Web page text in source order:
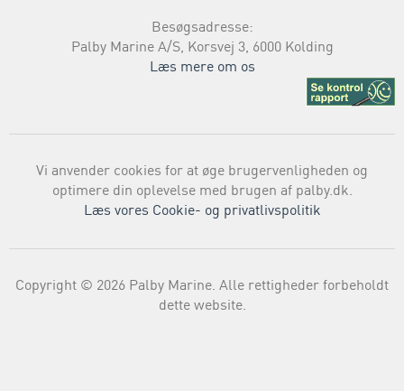
Besøgsadresse:
Palby Marine A/S, Korsvej 3, 6000 Kolding
Læs mere om os
Vi anvender cookies for at øge brugervenligheden og
optimere din oplevelse med brugen af palby.dk.
Læs vores Cookie- og privatlivspolitik
Copyright © 2026 Palby Marine. Alle rettigheder forbeholdt
dette website.